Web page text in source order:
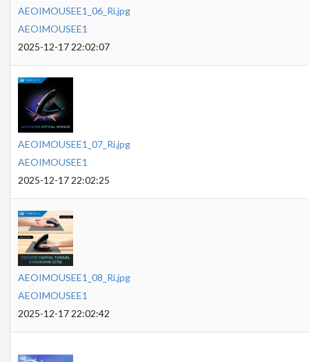
AEOIMOUSEE1_06_Ri.jpg
AEOIMOUSEE1
2025-12-17 22:02:07
AEOIMOUSEE1_07_Ri.jpg
AEOIMOUSEE1
2025-12-17 22:02:25
AEOIMOUSEE1_08_Ri.jpg
AEOIMOUSEE1
2025-12-17 22:02:42